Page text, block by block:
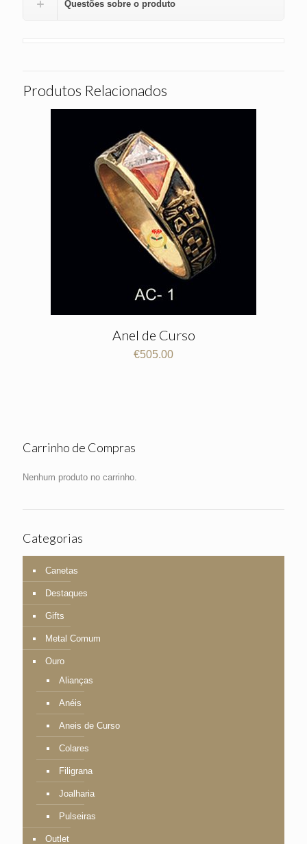
Questões sobre o produto
Produtos Relacionados
Anel de Curso
€505.00
Carrinho de Compras
Nenhum produto no carrinho.
Categorias
Canetas
Destaques
Gifts
Metal Comum
Ouro
Alianças
Anéis
Aneis de Curso
Colares
Filigrana
Joalharia
Pulseiras
Outlet